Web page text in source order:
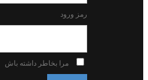
رمز ورود
مرا بخاطر داشته باش